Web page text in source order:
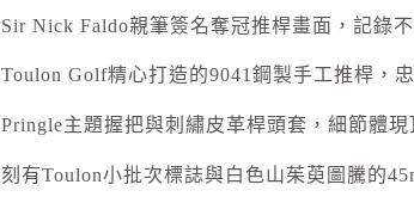
Sir Nick Faldo親筆簽名奪冠推桿畫面，記錄
Toulon Golf精心打造的9041鋼製手工推桿，
Pringle主題握把與刺繡皮革桿頭套，細節體現
刻有Toulon小批次標誌與白色山茱萸圖騰的